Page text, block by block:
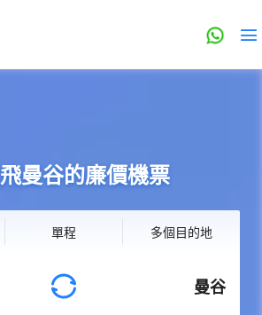
曼谷的廉價機票
單程 多個目的地
曼谷